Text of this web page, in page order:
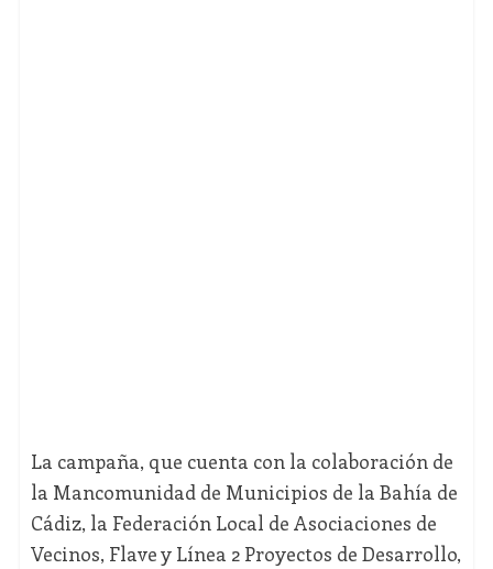
La campaña, que cuenta con la colaboración de
la Mancomunidad de Municipios de la Bahía de
Cádiz, la Federación Local de Asociaciones de
Vecinos, Flave y Línea 2 Proyectos de Desarrollo,